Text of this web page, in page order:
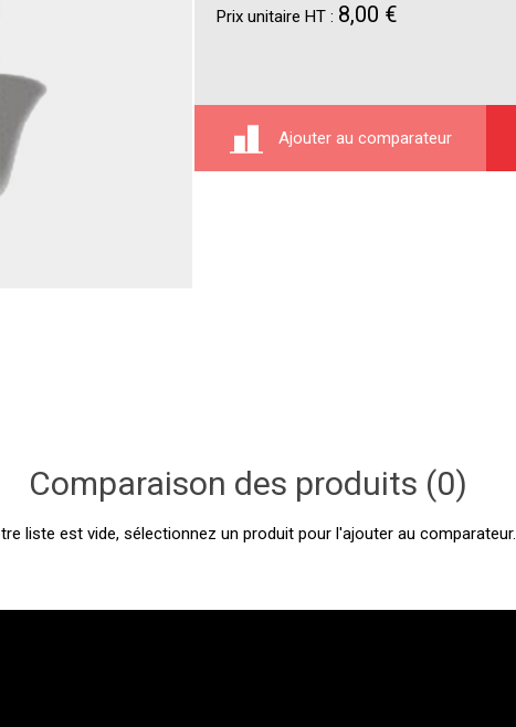
Prix unitaire HT : 8,00 €
Ajouter au comparateur
Comparaison des produits (0)
liste est vide, sélectionnez un produit pour l'ajouter au comparateur.